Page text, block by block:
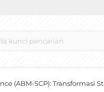
(ABM-SCP):